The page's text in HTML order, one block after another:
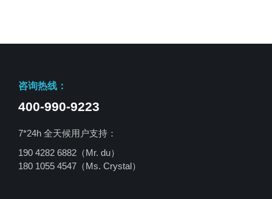
咨询热线：
400-990-9223
7*24h 全天候用户支持：
190 4282 6882（Mr. du）
180 1055 4547 （Ms. Crystal）